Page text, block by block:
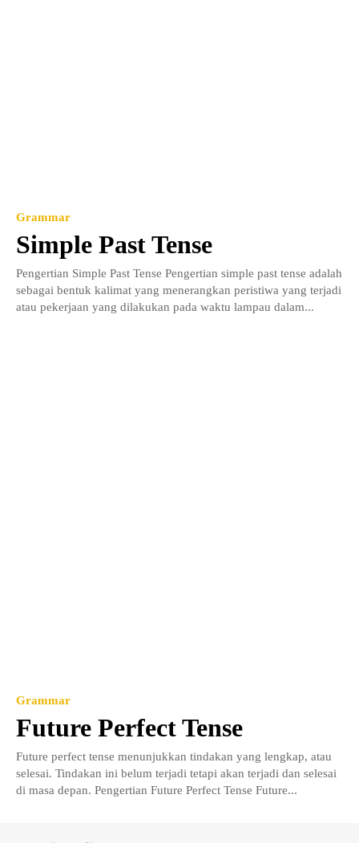
Grammar
Simple Past Tense
Pengertian Simple Past Tense Pengertian simple past tense adalah
sebagai bentuk kalimat yang menerangkan peristiwa yang terjadi
atau pekerjaan yang dilakukan pada waktu lampau dalam...
Grammar
Future Perfect Tense
Future perfect tense menunjukkan tindakan yang lengkap, atau
selesai. Tindakan ini belum terjadi tetapi akan terjadi dan selesai
di masa depan. Pengertian Future Perfect Tense Future...